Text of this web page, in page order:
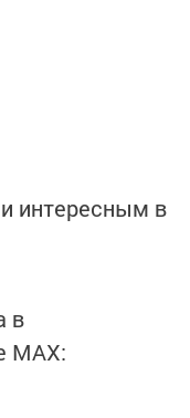
интересным в
в
MАХ: